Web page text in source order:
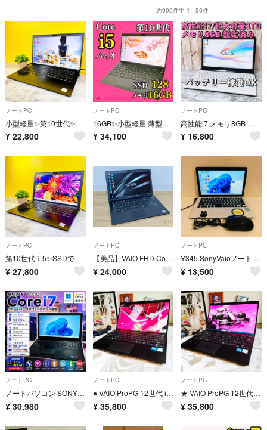
約900件中 1 - 36件
ノートPC
小型軽量✨第10世代✨SSD メモリ8GB Windows11 フルHD カメラ
¥ 22,800
ノートPC
16GB✨️小型軽量 薄型カメラ 爆速SSD オフィス付きノートパソコン 事務
¥ 34,100
ノートPC
高性能i7 メモリ8GB 超大容量1TB✨Win11 設定済みノートパソコン
¥ 16,800
ノートPC
第10世代ｉ5✨SSDで快適✨小型軽量✨Windows11フルHD カメラ付き
¥ 27,800
ノートPC
【美品】VAIO FHD Core i5-1035G1 8GB SSD128GB
¥ 24,000
ノートPC
Y345 SonyVaioノートパソコンi5 SSD高速Win11オフィス付き
¥ 13,500
ノートPC
ノートパソコン SONY VAIO Corei7 メモリ12GB SSD500GB ブルーレイ Webカメラ Windows11
¥ 30,980
ノートPC
● VAIO ProPG 12世代 i5 1235U 16G 256G/NVMe 1920x1080 HBB03
¥ 35,800
ノートPC
★ VAIO ProPG 12世代 i5 1235U 16G 256G/NVMe 1920x1080 HBB02
¥ 35,800